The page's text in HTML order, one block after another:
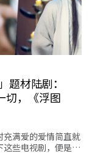
题材陆剧：
切，《浮图
充满爱的爱情简直就
这些电视剧，便是…